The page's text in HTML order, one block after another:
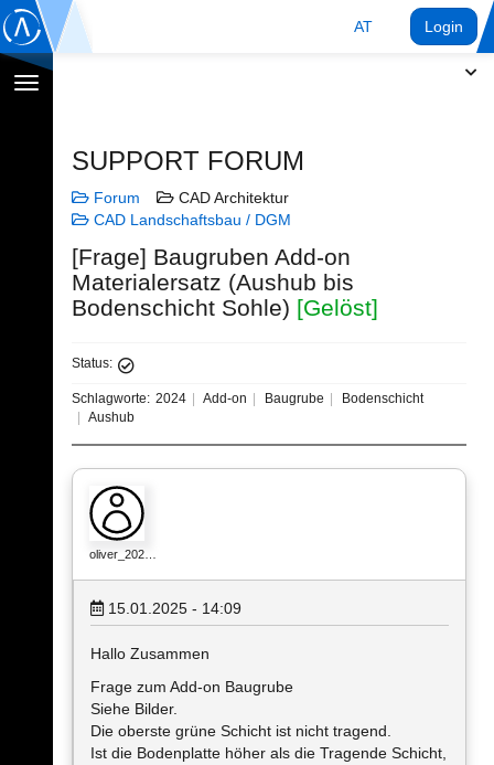
AT Login
Navigation
SUPPORT FORUM
Forum
CAD Architektur
CAD Landschaftsbau / DGM
[Frage] Baugruben Add-on
Materialersatz (Aushub bis
Bodenschicht Sohle) [Gelöst]
Status:
Schlagworte: 2024 Add-on Baugrube
Bodenschicht
Aushub
oliver_202…
15.01.2025 - 14:09
Hallo Zusammen
Frage zum Add-on Baugrube
Siehe Bilder.
Die oberste grüne Schicht ist nicht tragend.
Ist die Bodenplatte höher als die Tragende Schicht,